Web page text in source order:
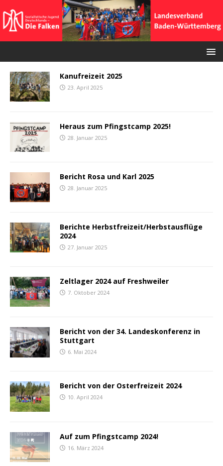
Kanufreizeit 2025
23. April 2025
Heraus zum Pfingstcamp 2025!
28. Januar 2025
Bericht Rosa und Karl 2025
28. Januar 2025
Berichte Herbstfreizeit/Herbstausflüge
2024
27. Januar 2025
Zeltlager 2024 auf Freshweiler
7. Oktober 2024
Bericht von der 34. Landeskonferenz in
Stuttgart
6. Mai 2024
Bericht von der Osterfreizeit 2024
10. April 2024
Auf zum Pfingstcamp 2024!
16. März 2024